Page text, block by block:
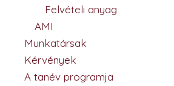
Felvételi anyag
AMI
Munkatársak
Kérvények
A tanév programja